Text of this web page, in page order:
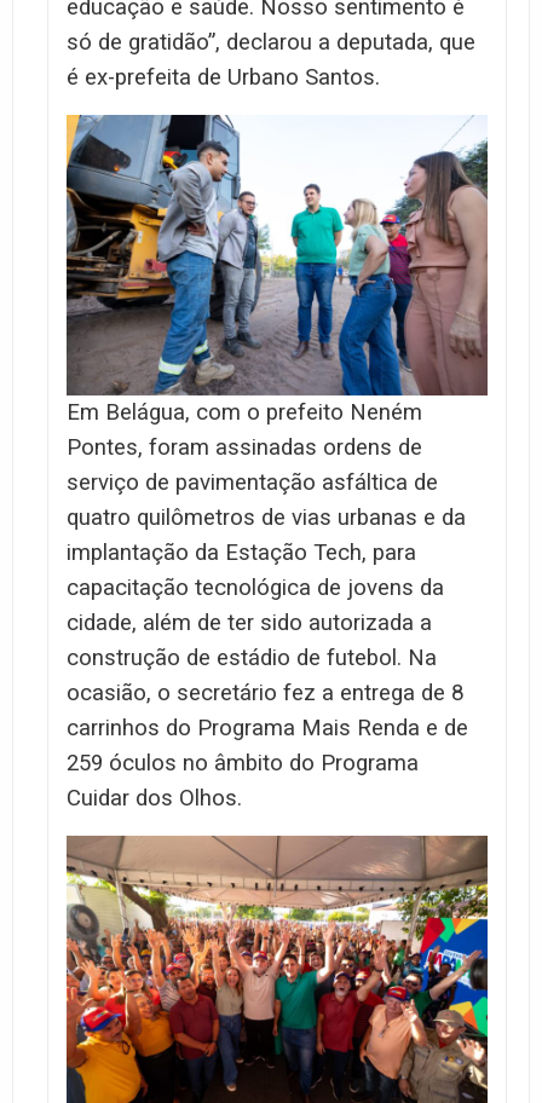
educação e saúde. Nosso sentimento é
só de gratidão”, declarou a deputada, que
é ex-prefeita de Urbano Santos.
Em Belágua, com o prefeito Neném
Pontes, foram assinadas ordens de
serviço de pavimentação asfáltica de
quatro quilômetros de vias urbanas e da
implantação da Estação Tech, para
capacitação tecnológica de jovens da
cidade, além de ter sido autorizada a
construção de estádio de futebol. Na
ocasião, o secretário fez a entrega de 8
carrinhos do Programa Mais Renda e de
259 óculos no âmbito do Programa
Cuidar dos Olhos.